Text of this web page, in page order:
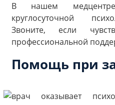
В нашем
круглосуточной
Звоните, если
профессиональной
Помощь при